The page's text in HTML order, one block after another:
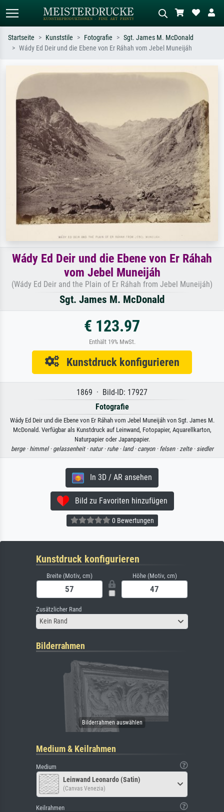
Suchen Sie nach Künstlern, Werktiteln
Sternennacht, Impressionismus, Welle
Hokusai, Akt.
Beschreiben Sie die Szene – z.B. Grüne
Wiese, Abstrakt mit viel Rot, Dunkles
Startseite Kunststile Fotografie
Sgt. James M. McDonald
Wády Ed Deir und die Ebene von Er Ráhah vom Jebel Muneijáh
Wády Ed Deir und die Ebene von Er Ráhah
vom Jebel Muneijáh
(Wády Ed Deir and the Plain of Er Ráhah from Jebel Muneijáh)
Sgt. James M. McDonald
€ 123.97
Enthält 19% MwSt.
Kunstdruck konfigurieren
1869 · Bild-ID: 17927
Fotografie
Wády Ed Deir und die Ebene von Er Ráhah vom Jebel Muneijáh von Sgt. James M.
McDonald. Verfügbar als Kunstdruck auf Leinwand, Fotopapier, Aquarellkarton,
Naturpapier oder Japanpapier.
berge · himmel · gelassenheit · natur · ruhe · land · canyon · felsen · zelte · siedler
In 3D / AR ansehen
Bild zu Favoriten hinzufügen
0 Bewertungen
Kunstdruck konfigurieren
Breite (Motiv, cm) Höhe (Motiv, cm)
Zusätzlicher Rand
Kein Rand
Bilderrahmen
Medium & Keilrahmen
Medium
Leinwand Leonardo (Satin)
(Canvas Venezia)
Keilrahmen